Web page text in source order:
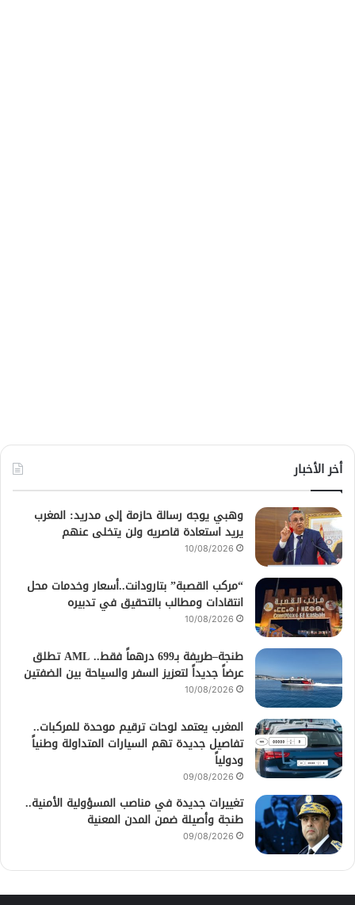
أخر الأخبار
وهبي يوجه رسالة حازمة إلى مدريد: المغرب
يريد استعادة قاصريه ولن يتخلى عنهم
10/08/2026
“مركب القصبة” بتارودانت..أسعار وخدمات محل
انتقادات ومطالب بالتحقيق في تدبيره
10/08/2026
طنجة–طريفة بـ699 درهماً فقط.. AML تطلق
عرضاً جديداً لتعزيز السفر والسياحة بين الضفتين
10/08/2026
المغرب يعتمد لوحات ترقيم موحدة للمركبات..
تفاصيل جديدة تهم السيارات المتداولة وطنياً
ودولياً
09/08/2026
تغييرات جديدة في مناصب المسؤولية الأمنية..
طنجة وأصيلة ضمن المدن المعنية
09/08/2026